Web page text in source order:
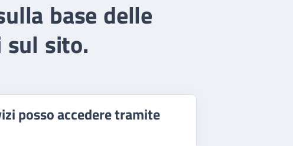
base delle
sito.
posso accedere tramite